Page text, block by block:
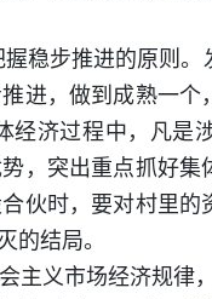
稳步推进的原则
进，做到成熟一
济过程中，凡是
，突出重点抓好
伙时，要对村里
的结局。
主义市场经济规律